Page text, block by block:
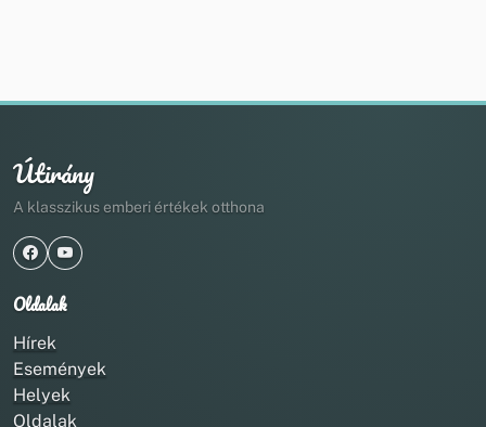
Útirány
A klasszikus emberi értékek otthona
Oldalak
Hírek
Események
Helyek
Oldalak